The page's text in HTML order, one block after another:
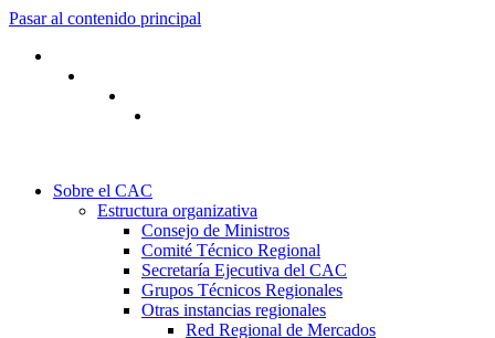
Pasar al contenido principal
Sobre el CAC
Estructura organizativa
Consejo de Ministros
Comité Técnico Regional
Secretaría Ejecutiva del CAC
Grupos Técnicos Regionales
Otras instancias regionales
Red Regional de Mercados